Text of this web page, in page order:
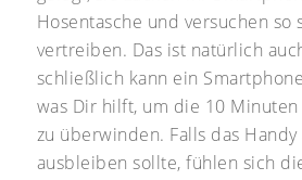
Hosentasche und versuchen so
vertreiben. Das ist natürlich
schließlich kann ein
was Dir hilft, um die 10
zu überwinden. Falls das
ausbleiben sollte, fühlen sich